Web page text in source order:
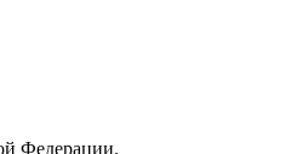
Федерации.